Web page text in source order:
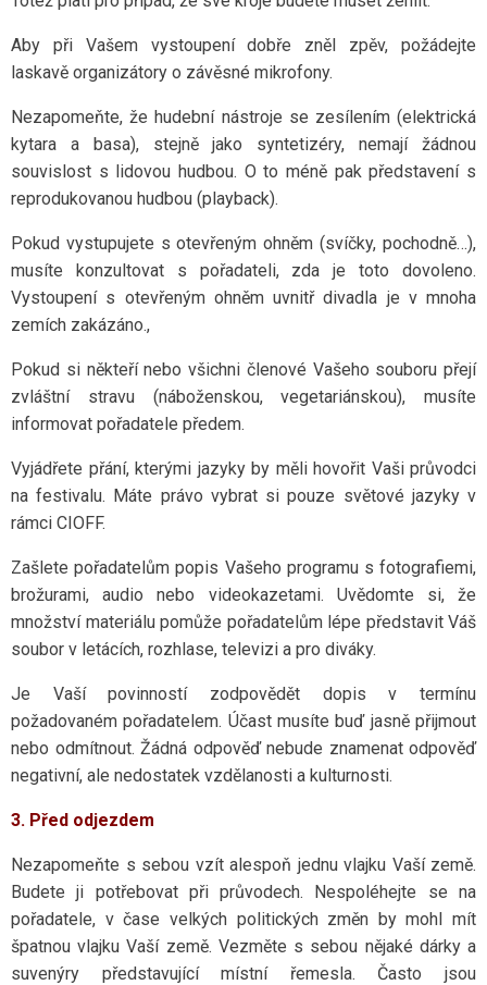
Aby při Vašem vystoupení dobře zněl zpěv, požádejte
laskavě organizátory o závěsné mikrofony.
Nezapomeňte, že hudební nástroje se zesílením (elektrická
kytara a basa), stejně jako syntetizéry, nemají žádnou
souvislost s lidovou hudbou. O to méně pak představení s
reprodukovanou hudbou (playback).
Pokud vystupujete s otevřeným ohněm (svíčky, pochodně…),
musíte konzultovat s pořadateli, zda je toto dovoleno.
Vystoupení s otevřeným ohněm uvnitř divadla je v mnoha
zemích zakázáno.,
Pokud si někteří nebo všichni členové Vašeho souboru přejí
zvláštní stravu (náboženskou, vegetariánskou), musíte
informovat pořadatele předem.
Vyjádřete přání, kterými jazyky by měli hovořit Vaši průvodci
na festivalu. Máte právo vybrat si pouze světové jazyky v
rámci CIOFF.
Zašlete pořadatelům popis Vašeho programu s fotografiemi,
brožurami, audio nebo videokazetami. Uvědomte si, že
množství materiálu pomůže pořadatelům lépe představit Váš
soubor v letácích, rozhlase, televizi a pro diváky.
Je Vaší povinností zodpovědět dopis v termínu
požadovaném pořadatelem. Účast musíte buď jasně přijmout
nebo odmítnout. Žádná odpověď nebude znamenat odpověď
negativní, ale nedostatek vzdělanosti a kulturnosti.
3. Před odjezdem
Nezapomeňte s sebou vzít alespoň jednu vlajku Vaší země.
Budete ji potřebovat při průvodech. Nespoléhejte se na
pořadatele, v čase velkých politických změn by mohl mít
špatnou vlajku Vaší země. Vezměte s sebou nějaké dárky a
suvenýry představující místní řemesla. Často jsou